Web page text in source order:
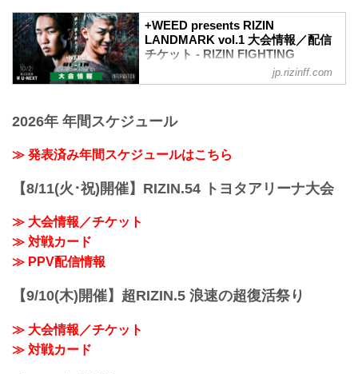
+WEED presents RIZIN
LANDMARK vol.1 大会情報／配信
チケット - RIZIN FIGHTING
FEDERATION オフィシャルサイト
vol.1 試合結果一覧 - RIZIN FIGHTING
第4試合／スペシャルワンマッチ 朝倉未
来 vs. 萩原京平
RIZIN MMAルール：5分 3R（68.0kg）
（WIN）朝倉未来 vs. 萩原京平（LOSE）
jp.rizinff.com
2026年 年間スケジュール
≫ 発表済み年間スケジュールはこちら
【8/11(火･祝)開催】RIZIN.54 トヨタアリーナ大会
≫ 大会情報／チケット
≫ 対戦カード
≫ PPV配信情報
【9/10(木)開催】超RIZIN.5 浪速の超復活祭り
≫ 大会情報／チケット
≫ 対戦カード